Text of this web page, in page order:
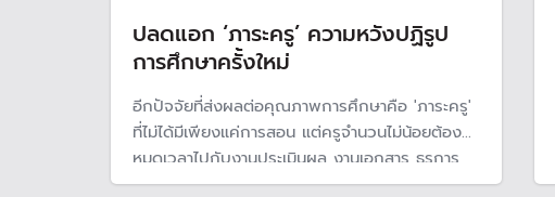
ปลดแอก ‘ภาระครู’ ความหวังปฏิรูป
การศึกษาครั้งใหม่
อีกปัจจัยที่ส่งผลต่อคุณภาพการศึกษาคือ 'ภาระครู'
ที่ไม่ได้มีเพียงแค่การสอน แต่ครูจำนวนไม่น้อยต้อง
หมดเวลาไปกับงานประเมินผล งานเอกสาร ธุรการ
บัญชี พัสดุ แม้ที่ผ่านมาจะมีความพยามแก้ไขปัญหา